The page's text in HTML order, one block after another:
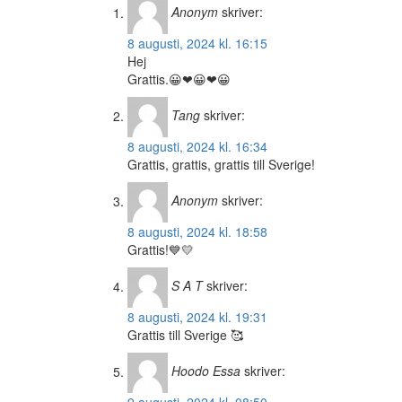
Anonym skriver:
8 augusti, 2024 kl. 16:15
Hej
Grattis.😀❤😀❤😀
Tang skriver:
8 augusti, 2024 kl. 16:34
Grattis, grattis, grattis till Sverige!
Anonym skriver:
8 augusti, 2024 kl. 18:58
Grattis!💙💛
S A T skriver:
8 augusti, 2024 kl. 19:31
Grattis till Sverige 🥰
Hoodo Essa skriver: